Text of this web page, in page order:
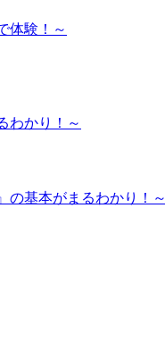
体験！～
わかり！～
の基本がまるわかり！～